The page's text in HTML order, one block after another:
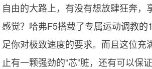
自由的大路上，有没有想放肆狂奔，
感觉？哈弗F5搭载了专属运动调教的
足你对极致速度的要求。而且这位充
止有一颗强劲的“芯”脏，还有可以保